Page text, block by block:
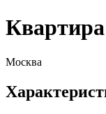
Москва